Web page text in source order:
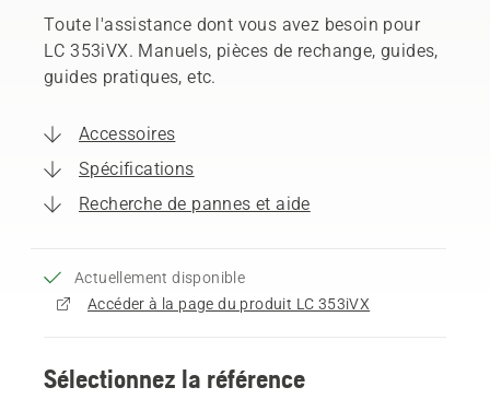
Toute l'assistance dont vous avez besoin pour
LC 353iVX. Manuels, pièces de rechange, guides,
guides pratiques, etc.
Accessoires
Spécifications
Recherche de pannes et aide
Actuellement disponible
Accéder à la page du produit LC 353iVX
Sélectionnez la référence